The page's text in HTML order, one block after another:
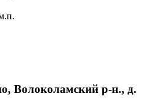
Волоколамский р-н., д.